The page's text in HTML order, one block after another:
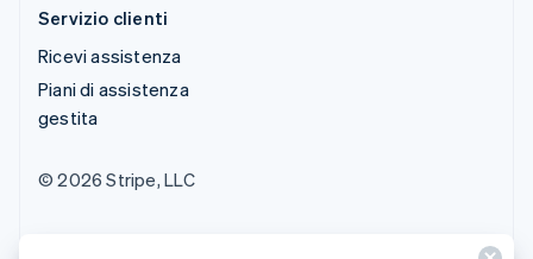
Servizio clienti
Ricevi assistenza
Piani di assistenza
gestita
© 2026 Stripe, LLC